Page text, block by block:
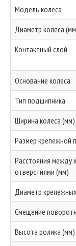
Модель колеса
Диаметр колеса
Контактный слой
Основание колеса
Тип подшипника
Ширина колеса (мм)
Размер крепежной
Расстояния между
отверстиями (мм)
Диаметр
Смещение
Высота ролика (мм)